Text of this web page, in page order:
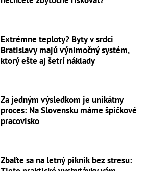
Extrémne teploty? Byty v srdci
Bratislavy majú výnimočný systém,
ktorý ešte aj šetrí náklady
Za jedným výsledkom je unikátny
proces: Na Slovensku máme špičkové
pracovisko
Zbaľte sa na letný piknik bez stresu: